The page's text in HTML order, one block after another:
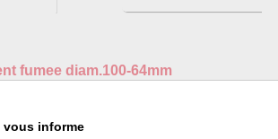
fumee diam.100-64mm
vous informe